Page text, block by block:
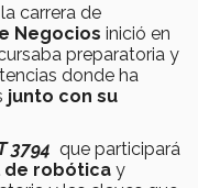
carrera de
Negocios inició en
preparatoria y
donde ha
junto con su
3794 que participará
de robótica y